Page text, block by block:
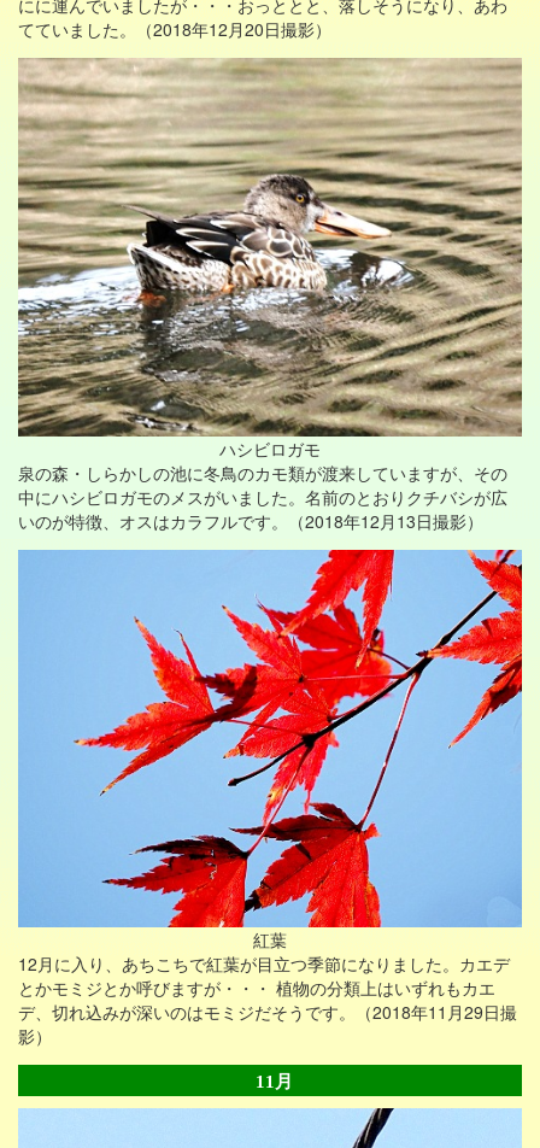
にに運んでいましたが・・・おっととと、落しそうになり、あわ
てていました。（2018年12月20日撮影）
ハシビロガモ
泉の森・しらかしの池に冬鳥のカモ類が渡来していますが、その
中にハシビロガモのメスがいました。名前のとおりクチバシが広
いのが特徴、オスはカラフルです。（2018年12月13日撮影）
紅葉
12月に入り、あちこちで紅葉が目立つ季節になりました。カエデ
とかモミジとか呼びますが・・・ 植物の分類上はいずれもカエ
デ、切れ込みが深いのはモミジだそうです。（2018年11月29日撮
影）
11月